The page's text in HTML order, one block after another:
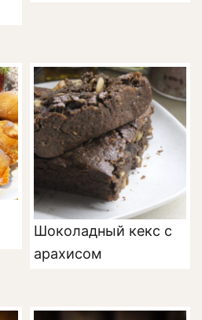
Шоколадный кекс с
арахисом